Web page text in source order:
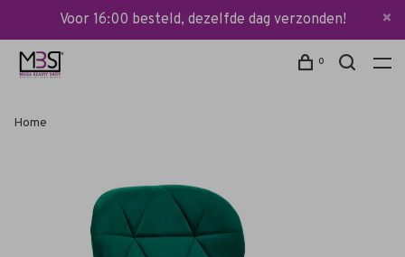
Voor 16:00 besteld, dezelfde dag verzonden!
0
Home